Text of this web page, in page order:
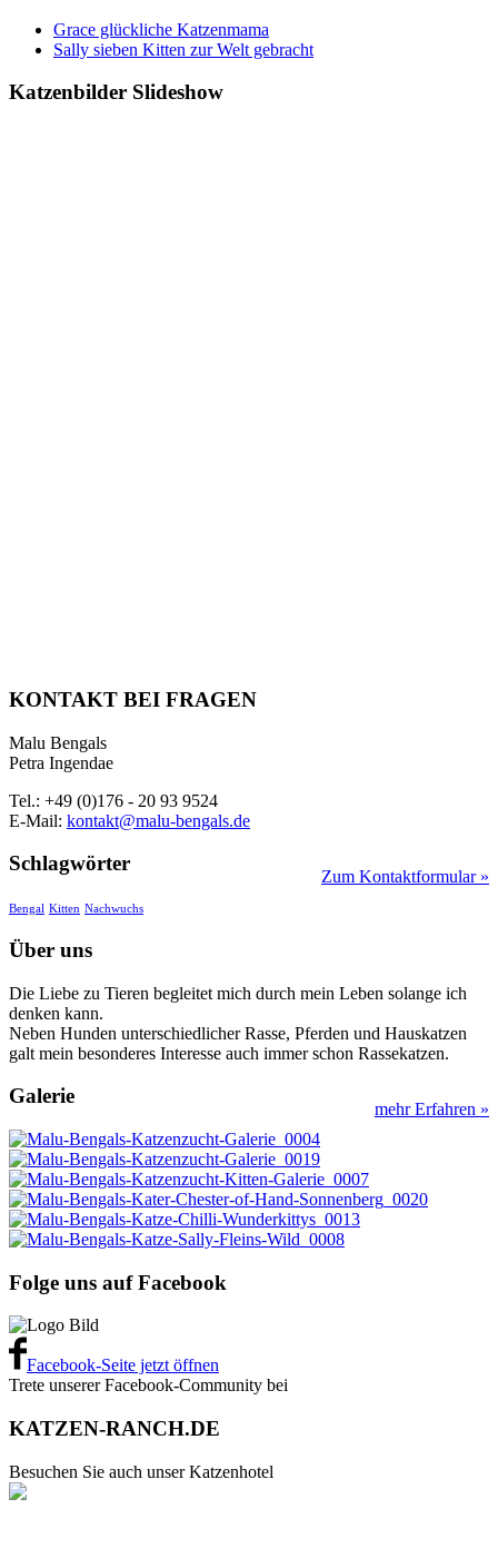
Grace glückliche Katzenmama
Sally sieben Kitten zur Welt gebracht
Katzenbilder Slideshow
KONTAKT BEI FRAGEN
Malu Bengals
Petra Ingendae
Tel.: +49 (0)176 - 20 93 9524
E-Mail: kontakt@malu-bengals.de
Zum Kontaktformular »
Schlagwörter
Bengal Kitten Nachwuchs
Über uns
Die Liebe zu Tieren begleitet mich durch mein Leben solange ich
denken kann.
Neben Hunden unterschiedlicher Rasse, Pferden und Hauskatzen
galt mein besonderes Interesse auch immer schon Rassekatzen.
mehr Erfahren »
Galerie
Folge uns auf Facebook
Facebook-Seite jetzt öffnen
Trete unserer Facebook-Community bei
KATZEN-RANCH.DE
Besuchen Sie auch unser Katzenhotel